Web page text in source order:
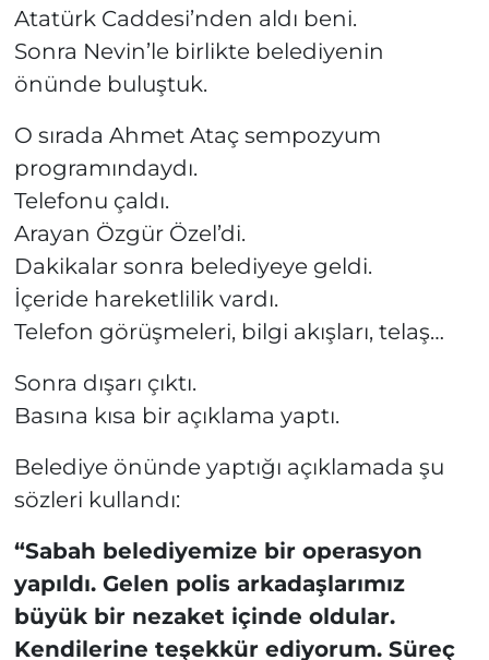
Atatürk Caddesi’nden aldı beni.
Sonra Nevin’le birlikte belediyenin
önünde buluştuk.
O sırada Ahmet Ataç sempozyum
programındaydı.
Telefonu çaldı.
Arayan Özgür Özel’di.
Dakikalar sonra belediyeye geldi.
İçeride hareketlilik vardı.
Telefon görüşmeleri, bilgi akışları, telaş…
Sonra dışarı çıktı.
Basına kısa bir açıklama yaptı.
Belediye önünde yaptığı açıklamada şu
sözleri kullandı:
“Sabah belediyemize bir operasyon
yapıldı. Gelen polis arkadaşlarımız
büyük bir nezaket içinde oldular.
Kendilerine teşekkür ediyorum. Süreç